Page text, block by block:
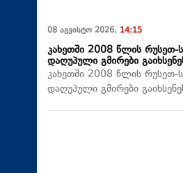
08 აგვისტო 2026, 14:15
კახეთში 2008 წლის
დაღუპული გმირები
კახეთში 2008 წლის
დაღუპული გმირები